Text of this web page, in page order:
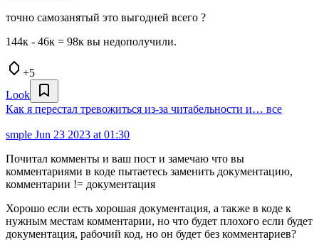
точно самозанятый это выгодней всего ?
144к - 46к = 98к вы недополучили.
+5
Look
Как я перестал тревожиться из-за читабельности и… все
smple Jun 23 2023 at 01:30
Почитал комменты и ваш пост и замечаю что вы
комментариями в коде пытаетесь заменить документацию,
комментарии != документация
Хорошо если есть хорошая документация, а также в коде к
нужным местам комментарии, но что будет плохого если будет
документация, рабочий код, но он будет без комментариев?